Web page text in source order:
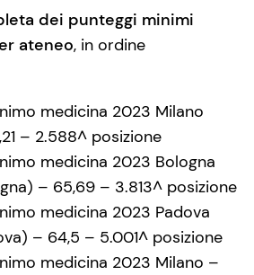
dei punteggi minimi
ateneo, in ordine
medicina 2023 Milano
– 2.588^ posizione
medicina 2023 Bologna
– 65,69 – 3.813^ posizione
medicina 2023 Padova
– 64,5 – 5.001^ posizione
medicina 2023 Milano –